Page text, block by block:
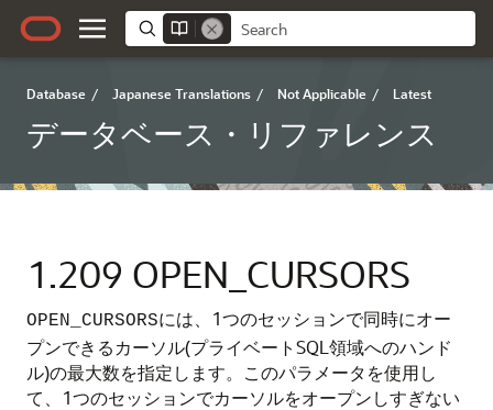
Database / Japanese Translations / Not Applicable / Latest
データベース・リファレンス
1.209 OPEN_CURSORS
OPEN_CURSORSには、1つのセッションで同時にオー
プンできるカーソル(プライベートSQL領域へのハンド
ル)の最大数を指定します。 このパラメータを使用し
て、1つのセッションでカーソルをオープンしすぎない